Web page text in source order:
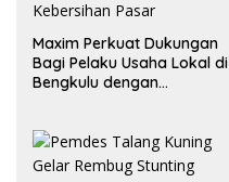
Maxim Perkuat Dukungan
Bagi Pelaku Usaha Lokal di
Bengkulu dengan
Pasar